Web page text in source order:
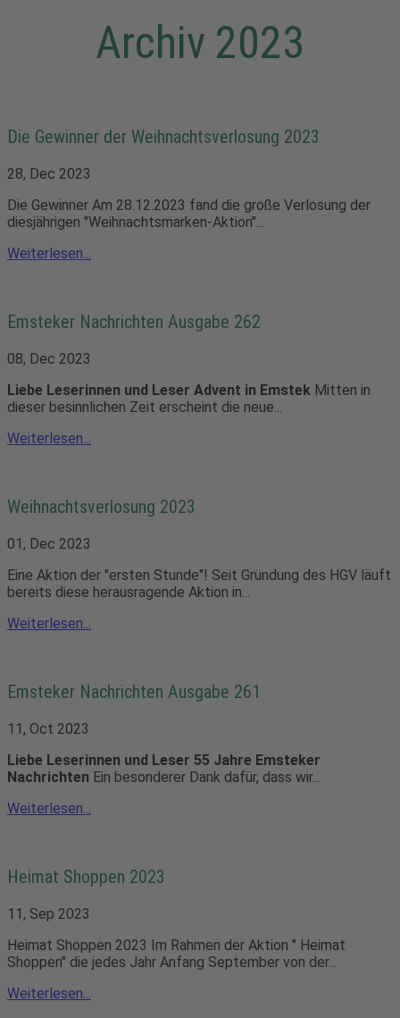
Archiv 2023
Die Gewinner der Weihnachtsverlosung 2023
28, Dec 2023
Die Gewinner Am 28.12.2023 fand die große Verlosung der
diesjährigen "Weihnachtsmarken-Aktion"...
Weiterlesen...
Emsteker Nachrichten Ausgabe 262
08, Dec 2023
Liebe Leserinnen und Leser Advent in Emstek Mitten in
dieser besinnlichen Zeit erscheint die neue...
Weiterlesen...
Weihnachtsverlosung 2023
01, Dec 2023
Eine Aktion der "ersten Stunde"! Seit Gründung des HGV läuft
bereits diese herausragende Aktion in...
Weiterlesen...
Emsteker Nachrichten Ausgabe 261
11, Oct 2023
Liebe Leserinnen und Leser 55 Jahre Emsteker
Nachrichten Ein besonderer Dank dafür, dass wir...
Weiterlesen...
Heimat Shoppen 2023
11, Sep 2023
Heimat Shoppen 2023 Im Rahmen der Aktion " Heimat
Shoppen" die jedes Jahr Anfang September von der...
Weiterlesen...